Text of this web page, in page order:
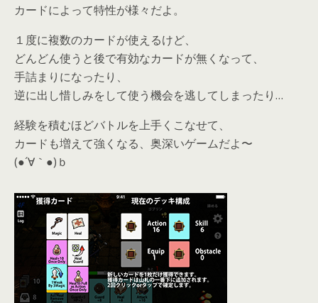
カードによって特性が様々だよ。
１度に複数のカードが使えるけど、
どんどん使うと後で有効なカードが無くなって、
手詰まりになったり、
逆に出し惜しみをして使う機会を逃してしまったり…
経験を積むほどバトルを上手くこなせて、
カードも増えて強くなる、奥深いゲームだよ〜
(●´∀｀●)ｂ